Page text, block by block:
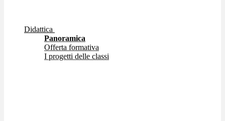
Didattica
Panoramica
Offerta formativa
I progetti delle classi